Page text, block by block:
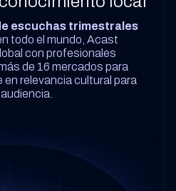
escuchas trimestrales
todo el mundo, Acast
con profesionales
de 16 mercados para
relevancia cultural para